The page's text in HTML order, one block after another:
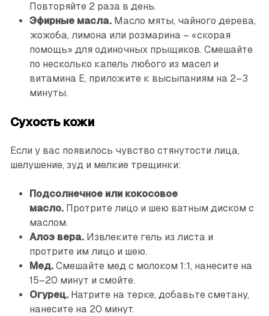
Повторяйте 2 раза в день.
Эфирные масла.Масло мяты, чайного дерева,
жожоба, лимона или розмарина – «скорая
помощь» для одиночных прыщиков. Смешайте
по несколько капель любого из масел и
витамина E, приложите к высыпаниям на 2–3
минуты.
Сухость кожи
Если у вас появилось чувство стянутости лица,
шелушение, зуд и мелкие трещинки:
Подсолнечное или кокосовое
масло.Протрите лицо и шею ватным диском с
маслом.
Алоэ вера.Извлеките гель из листа и
протрите им лицо и шею.
Мед.Смешайте мед с молоком 1:1, нанесите на
15–20 минут и смойте.
Огурец.Натрите на терке, добавьте сметану,
нанесите на 20 минут.